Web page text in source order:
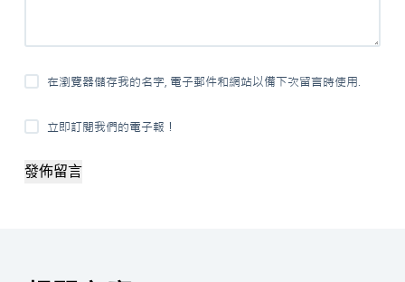
在瀏覽器儲存我的名字, 電子郵件和網站以備下次留言時使用.
立即訂閱我們的電子報！
發佈留言